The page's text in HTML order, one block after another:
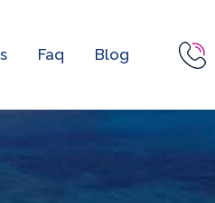
Faq Blog